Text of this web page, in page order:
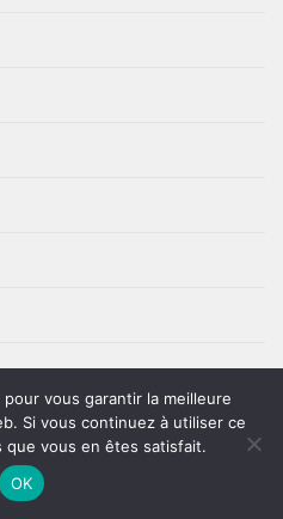
vous garantir la meilleure
Si vous continuez à utiliser ce
vous en êtes satisfait.
OK